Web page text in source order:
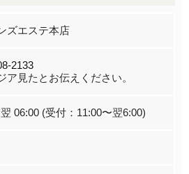
ズエステ本店
2133
ア見たとお伝えください。
06:00 (受付：11:00〜翌6:00)